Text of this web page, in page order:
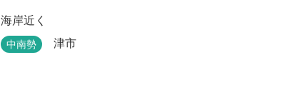
海岸近く
中南勢 津市